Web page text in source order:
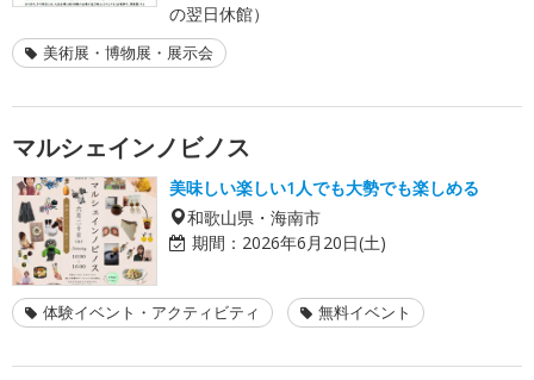
の翌日休館）
美術展・博物展・展示会
マルシェインノビノス
美味しい楽しい1人でも大勢でも楽しめる
和歌山県・海南市
期間： 2026年6月20日(土)
体験イベント・アクティビティ 無料イベント